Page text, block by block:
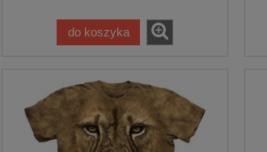
do koszyka